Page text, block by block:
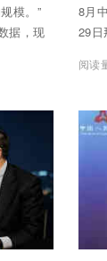
模。”
据，现
8月
29
卷。
阅读